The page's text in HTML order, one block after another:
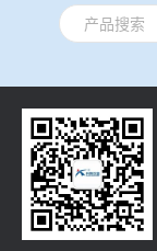
高炉配吹煤检测设备
冶金石灰活性度测定
矿石、焦炭物理检测
企业荣誉
在线买世界杯平台